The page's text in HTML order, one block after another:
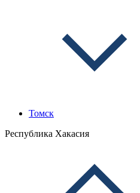
Томск
Республика Хакасия